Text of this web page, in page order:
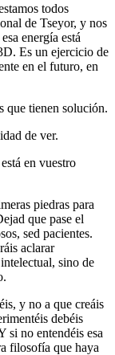
todos
de Tseyor, y nos
energía está
Es un ejercicio de
en el futuro, en
que tienen solución.
de ver.
en vuestro
piedras para
que pase el
sed pacientes.
aclarar
sino de
y no a que creáis
debéis
si no entendéis esa
filosofía que haya